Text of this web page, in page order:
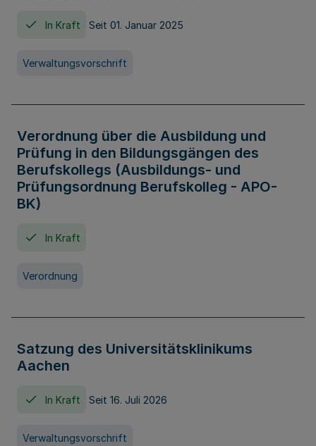
In Kraft Seit 01. Januar 2025
Verwaltungsvorschrift
Verordnung über die Ausbildung und
Prüfung in den Bildungsgängen des
Berufskollegs (Ausbildungs- und
Prüfungsordnung Berufskolleg - APO-
BK)
In Kraft
Verordnung
Satzung des Universitätsklinikums
Aachen
In Kraft Seit 16. Juli 2026
Verwaltungsvorschrift